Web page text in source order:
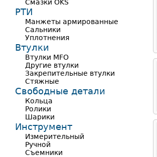
Смазки OKS
РТИ
Манжеты армированные
Сальники
Уплотнения
Втулки
Втулки MFO
Другие втулки
Закрепительные втулки
Стяжные
Свободные детали
Кольца
Ролики
Шарики
Инструмент
Измерительный
Ручной
Съемники